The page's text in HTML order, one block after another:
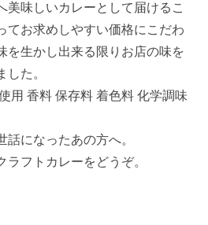
美味しいカレーとして届けるこ
てお求めしやすい価格にこだわ
を生かし出来る限りお店の味を
た。
用 香料 保存料 着色料 化学調味
話になったあの方へ。
ラフトカレーをどうぞ。